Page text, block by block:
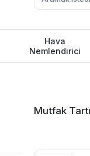
Hava
Nemlendirici
Mutfak